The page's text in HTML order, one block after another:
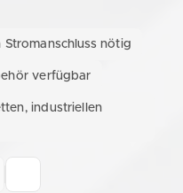
nötig
verfügbar
industriellen